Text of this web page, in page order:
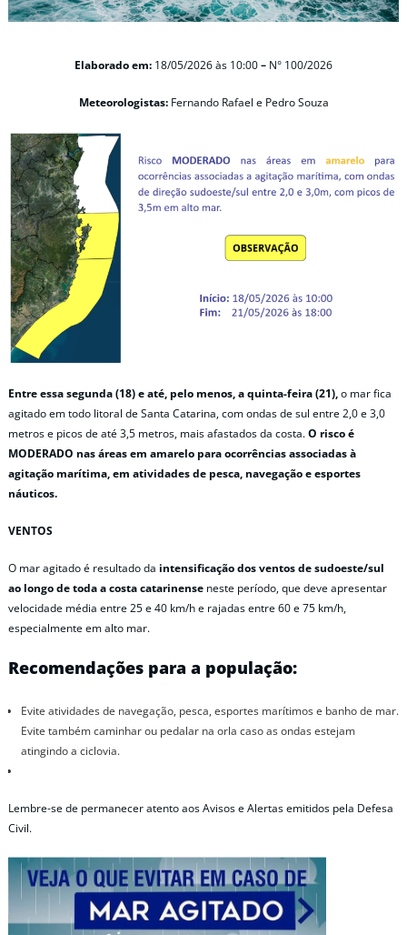
Elaborado em: 18/05/2026 às 10:00– N° 100/2026
Meteorologistas: Fernando Rafael e Pedro Souza
Entre essa segunda (18) e até, pelo menos, a quinta-feira (21),o mar fica
agitado em todo litoral de Santa Catarina, com ondas de sul entre 2,0 e 3,0
metros e picos de até 3,5 metros, mais afastados da costa.O risco é
MODERADO nas áreas em amarelo para ocorrências associadas à
agitação marítima, em atividades de pesca, navegação e esportes
náuticos.
VENTOS
O mar agitado é resultado da intensificação dos ventos de sudoeste/sul
ao longo de toda a costa catarinense neste período, que deve apresentar
velocidade média entre 25 e 40 km/h e rajadas entre 60 e 75 km/h,
especialmente em alto mar.
Recomendações para a população:
Evite atividades de navegação, pesca, esportes marítimos e banho de mar.
Evite também caminhar ou pedalar na orla caso as ondas estejam
atingindo a ciclovia.
Lembre-se de permanecer atento aos Avisos e Alertas emitidos pela Defesa
Civil.